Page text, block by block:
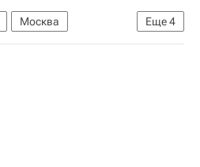
Еще4
Москва
Апартаменты